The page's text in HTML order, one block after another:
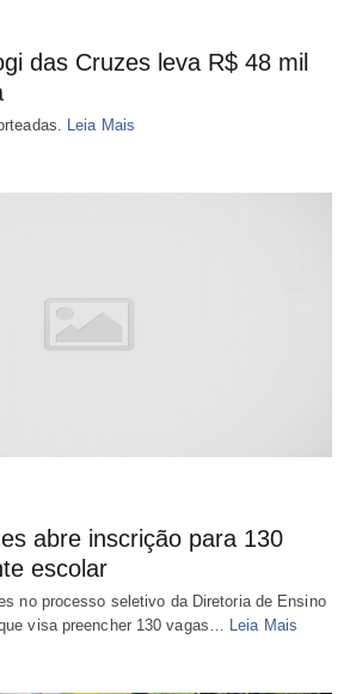
das Cruzes leva R$ 48 mil
Leia Mais
abre inscrição para 130
escolar
no processo seletivo da Diretoria de Ensino
visa preencher 130 vagas… Leia Mais